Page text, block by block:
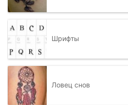
Шрифты
Ловец снов